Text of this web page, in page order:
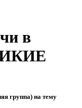
в
группа) на тему